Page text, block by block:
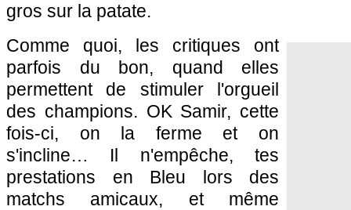
gros sur la patate.
Comme quoi, les critiques ont
parfois du bon, quand elles
permettent de stimuler l'orgueil
des champions. OK Samir, cette
fois-ci, on la ferme et on
s'incline… Il n'empêche, tes
prestations en Bleu lors des
matchs amicaux, et même